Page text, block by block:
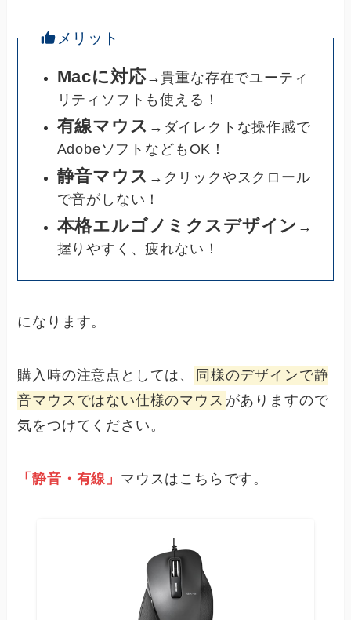
メリット
Macに対応→貴重な存在でユーティ
リティソフトも使える！
有線マウス →ダイレクトな操作感で
AdobeソフトなどもOK！
静音マウス →クリックやスクロール
で音がしない！
本格エルゴノミクスデザイン →
握りやすく、疲れない！
になります。
購入時の注意点としては、
同様のデザインで静
音マウスではない仕様のマウス がありますので
気をつけてください。
「静音・有線」 マウスはこちらです。